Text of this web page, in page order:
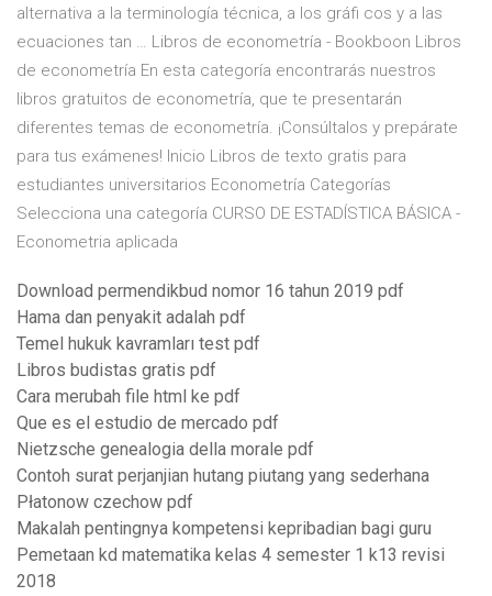
alternativa a la terminología técnica, a los gráfi cos y a las
ecuaciones tan … Libros de econometría - Bookboon Libros
de econometría En esta categoría encontrarás nuestros
libros gratuitos de econometría, que te presentarán
diferentes temas de econometría. ¡Consúltalos y prepárate
para tus exámenes! Inicio Libros de texto gratis para
estudiantes universitarios Econometría Categorías
Selecciona una categoría CURSO DE ESTADÍSTICA BÁSICA -
Econometria aplicada
Download permendikbud nomor 16 tahun 2019 pdf
Hama dan penyakit adalah pdf
Temel hukuk kavramları test pdf
Libros budistas gratis pdf
Cara merubah file html ke pdf
Que es el estudio de mercado pdf
Nietzsche genealogia della morale pdf
Contoh surat perjanjian hutang piutang yang sederhana
Płatonow czechow pdf
Makalah pentingnya kompetensi kepribadian bagi guru
Pemetaan kd matematika kelas 4 semester 1 k13 revisi
2018